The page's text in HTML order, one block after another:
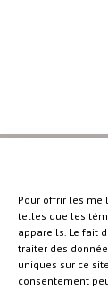
Pour offrir les
telles que les
appareils. Le fait
traiter des
uniques sur ce
consentement
–